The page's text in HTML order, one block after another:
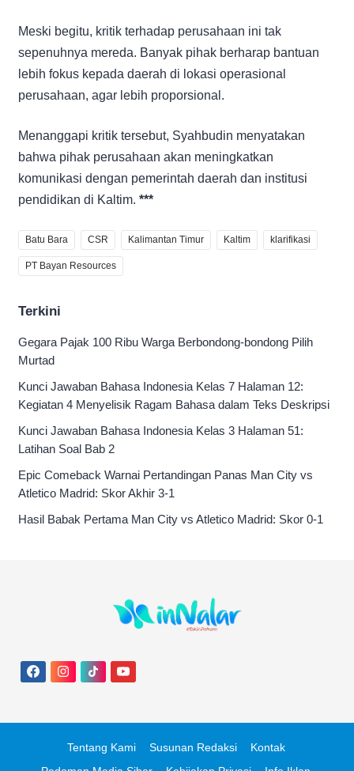
Meski begitu, kritik terhadap perusahaan ini tak
sepenuhnya mereda. Banyak pihak berharap bantuan
lebih fokus kepada daerah di lokasi operasional
perusahaan, agar lebih proporsional.
Menanggapi kritik tersebut, Syahbudin menyatakan
bahwa pihak perusahaan akan meningkatkan
komunikasi dengan pemerintah daerah dan institusi
pendidikan di Kaltim. ***
Batu Bara CSR Kalimantan Timur Kaltim klarifikasi
PT Bayan Resources
Terkini
Gegara Pajak 100 Ribu Warga Berbondong-bondong Pilih
Murtad
Kunci Jawaban Bahasa Indonesia Kelas 7 Halaman 12:
Kegiatan 4 Menyelisik Ragam Bahasa dalam Teks Deskripsi
Kunci Jawaban Bahasa Indonesia Kelas 3 Halaman 51:
Latihan Soal Bab 2
Epic Comeback Warnai Pertandingan Panas Man City vs
Atletico Madrid: Skor Akhir 3-1
Hasil Babak Pertama Man City vs Atletico Madrid: Skor 0-1
Tentang Kami Susunan Redaksi
Kontak